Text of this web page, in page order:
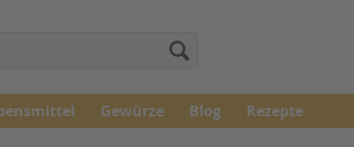
Gewürze Blog Rezepte